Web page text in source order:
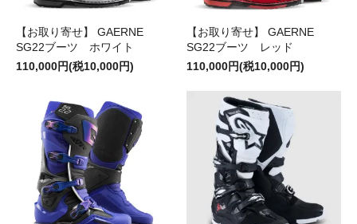
【お取り寄せ】 GAERNE
SG22ブーツ ホワイト
110,000円(税10,000円)
【お取り寄せ】 GAERNE
SG22ブーツ レッド
110,000円(税10,000円)